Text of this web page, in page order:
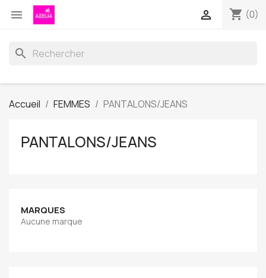
 shopping_cart (0)

search
Accueil FEMMES PANTALONS/JEANS
PANTALONS/JEANS
MARQUES
Aucune marque